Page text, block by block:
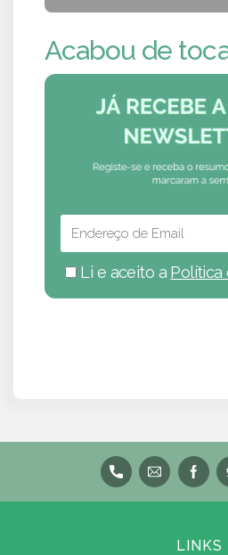
Acabou de
Li e aceito a Política
LINKS